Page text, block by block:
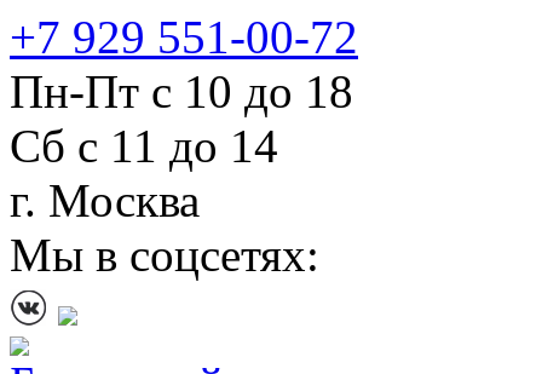
+7 929 551-00-72
Пн-Пт с 10 до 18
Сб с 11 до 14
г. Москва
Мы в соцсетях: